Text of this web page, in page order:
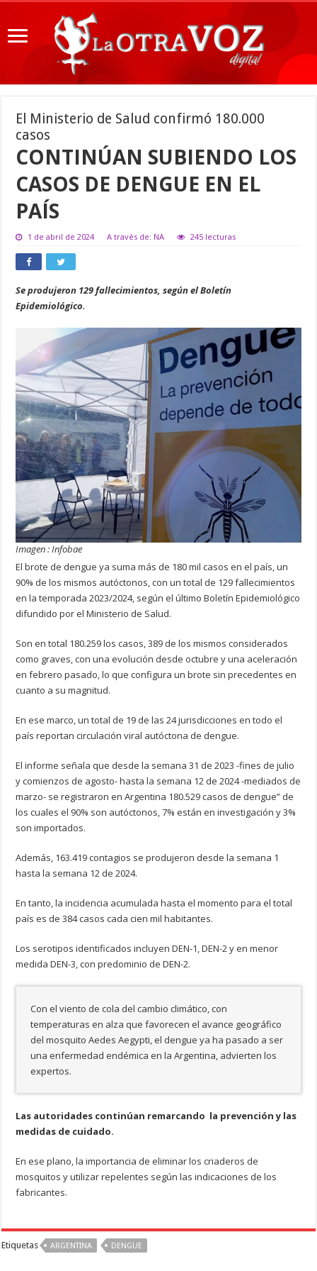
El Ministerio de Salud confirmó 180.000
casos
CONTINÚAN SUBIENDO LOS
CASOS DE DENGUE EN EL
PAÍS
1 de abril de 2024 A través de: NA 245 lecturas
Se produjeron 129 fallecimientos, según el Boletín
Epidemiológico.
Imagen : Infobae
El brote de dengue ya suma más de 180 mil casos en el país, un
90% de los mismos autóctonos, con un total de 129 fallecimientos
en la temporada 2023/2024, según el último Boletín Epidemiológico
difundido por el Ministerio de Salud.
Son en total 180.259 los casos, 389 de los mismos considerados
como graves, con una evolución desde octubre y una aceleración
en febrero pasado, lo que configura un brote sin precedentes en
cuanto a su magnitud.
En ese marco, un total de 19 de las 24 jurisdicciones en todo el
país reportan circulación viral autóctona de dengue.
El informe señala que desde la semana 31 de 2023 -fines de julio
y comienzos de agosto- hasta la semana 12 de 2024 -mediados de
marzo- se registraron en Argentina 180.529 casos de dengue” de
los cuales el 90% son autóctonos, 7% están en investigación y 3%
son importados.
Además, 163.419 contagios se produjeron desde la semana 1
hasta la semana 12 de 2024.
En tanto, la incidencia acumulada hasta el momento para el total
país es de 384 casos cada cien mil habitantes.
Los serotipos identificados incluyen DEN-1, DEN-2 y en menor
medida DEN-3, con predominio de DEN-2.
Con el viento de cola del cambio climático, con
temperaturas en alza que favorecen el avance geográfico
del mosquito Aedes Aegypti, el dengue ya ha pasado a ser
una enfermedad endémica en la Argentina, advierten los
expertos.
Las autoridades continúan remarcando la prevención y las
medidas de cuidado.
En ese plano, la importancia de eliminar los criaderos de
mosquitos y utilizar repelentes según las indicaciones de los
fabricantes.
Etiquetas ARGENTINA DENGUE